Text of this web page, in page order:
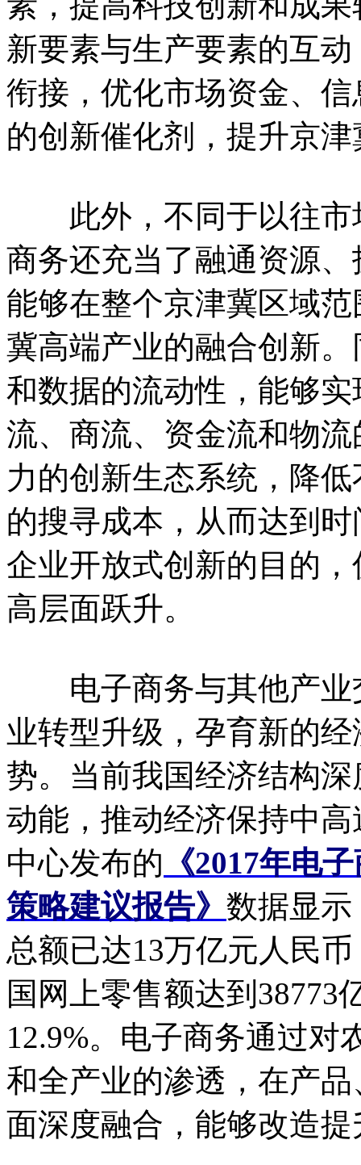
新要素与生产要素的互
衔接，优化市场资金、
的创新催化剂，提升京
此外，不同于以往市
商务还充当了融通资源
能够在整个京津冀区域
冀高端产业的融合创新
和数据的流动性，能够
流、商流、资金流和物
力的创新生态系统，降
的搜寻成本，从而达到
企业开放式创新的目的
高层面跃升。
电子商务与其他产业
业转型升级，孕育新的
势。当前我国经济结构
动能，推动经济保持中
中心发布的 《2017年电
策略建议报告》 数据显示
总额已达13万亿元人民
国网上零售额达到38773
12.9%。电子商务通过对
和全产业的渗透，在产
面深度融合，能够改造